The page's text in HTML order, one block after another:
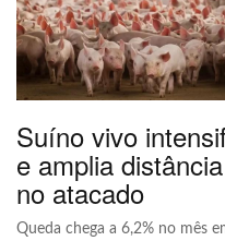
Suíno vivo
e amplia
no atacado
Queda chega a 6,2% no mês